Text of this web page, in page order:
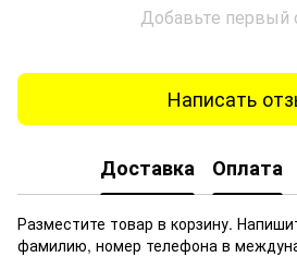
Добавьте первый
Написать
Доставка Оплата
Разместите товар в корзину.
фамилию, номер телефона в